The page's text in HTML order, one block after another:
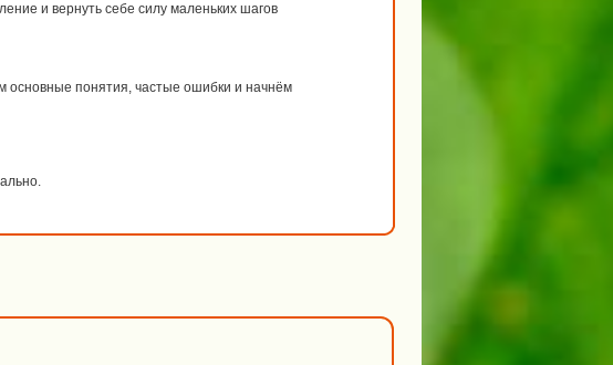
и вернуть себе силу маленьких шагов
понятия, частые ошибки и начнём